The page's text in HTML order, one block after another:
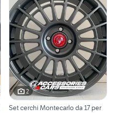
2
Set cerchi Montecarlo da 17 per